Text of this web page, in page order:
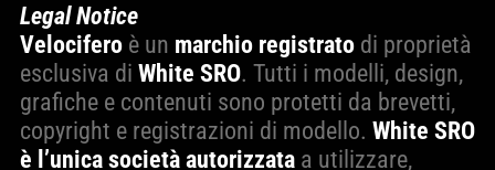
Legal Notice
Velocifero è un marchio registrato di proprietà
esclusiva di White SRO. Tutti i modelli, design,
grafiche e contenuti sono protetti da brevetti,
copyright e registrazioni di modello. White SRO
è l’unica società autorizzataa utilizzare,